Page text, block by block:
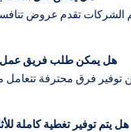
الشركات تقدم عروض
32. هل يمكن طلب فريق عمل
توفير فرق محترفة تتعامل
33. هل يتم توفير تغطية كاملة